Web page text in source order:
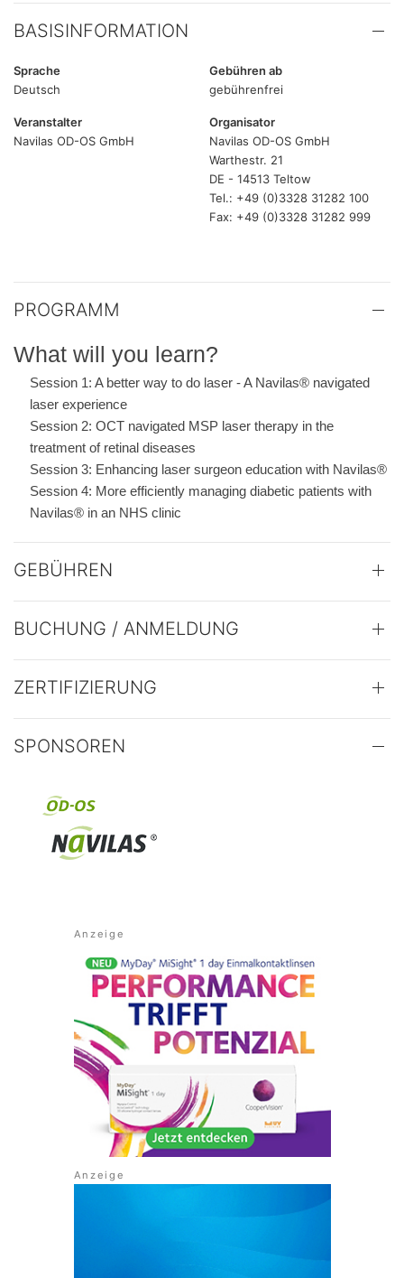
BASISINFORMATION
Sprache
Deutsch
Gebühren ab
gebührenfrei
Veranstalter
Navilas OD-OS GmbH
Organisator
Navilas OD-OS GmbH
Warthestr. 21
DE - 14513 Teltow
Tel.: +49 (0)3328 31282 100
Fax: +49 (0)3328 31282 999
PROGRAMM
What will you learn?
Session 1: A better way to do laser - A Navilas® navigated
laser experience
Session 2: OCT navigated MSP laser therapy in the
treatment of retinal diseases
Session 3: Enhancing laser surgeon education with Navilas®
Session 4: More efficiently managing diabetic patients with
Navilas® in an NHS clinic
GEBÜHREN
BUCHUNG / ANMELDUNG
ZERTIFIZIERUNG
SPONSOREN